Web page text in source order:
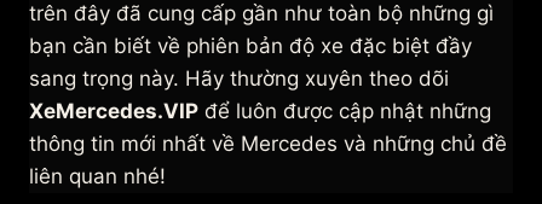
trên đây đã cung cấp gần như toàn bộ những gì
bạn cần biết về phiên bản độ xe đặc biệt đầy
sang trọng này. Hãy thường xuyên theo dõi
XeMercedes.VIP để luôn được cập nhật những
thông tin mới nhất về Mercedes và những chủ đề
liên quan nhé!